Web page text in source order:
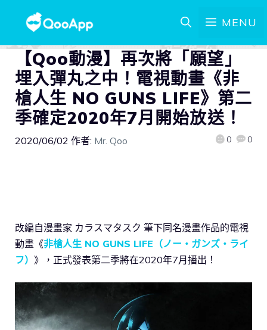
MENU
【Qoo動漫】再次將「願望」
埋入彈丸之中！電視動畫《非
槍人生 NO GUNS LIFE》第二
季確定2020年7月開始放送！
2020/06/02 作者: Mr. Qoo 0 0
改編自漫畫家 カラスマタスク 筆下同名漫畫作品的電視
動畫《非槍人生 NO GUNS LIFE（ノー・ガンズ・ライ
フ） 》，正式發表第二季將在2020年7月播出！